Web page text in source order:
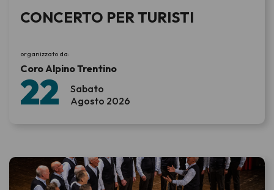
Sabato
22 Agosto 2026
CONCERTO PER TURISTI
organizzato da:
Coro Alpino Trentino